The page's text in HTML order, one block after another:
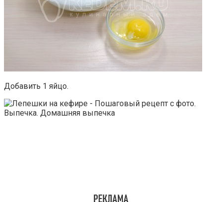
Добавить 1 яйцо.